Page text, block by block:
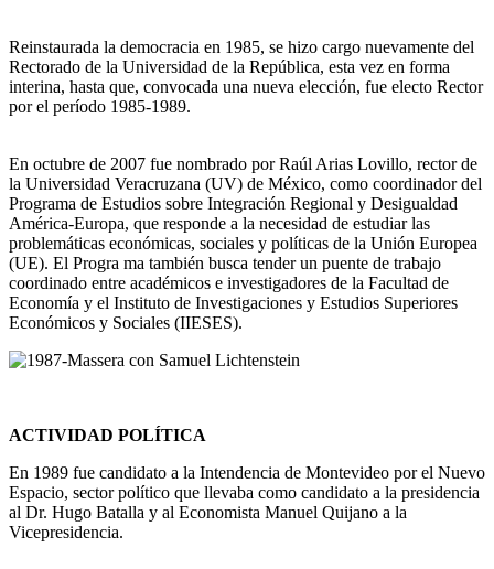
Reinstaurada la democracia en 1985, se hizo cargo nuevamente del
Rectorado de la Universidad de la República, esta vez en forma
interina, hasta que, convocada una nueva elección, fue electo Rector
por el período 1985-1989.
En octubre de 2007 fue nombrado por Raúl Arias Lovillo, rector de
la Universidad Veracruzana (UV) de México, como coordinador del
Programa de Estudios sobre Integración Regional y Desigualdad
América-Europa, que responde a la necesidad de estudiar las
problemáticas económicas, sociales y políticas de la Unión Europea
(UE). El Progra ma también busca tender un puente de trabajo
coordinado entre académicos e investigadores de la Facultad de
Economía y el Instituto de Investigaciones y Estudios Superiores
Económicos y Sociales (IIESES).
ACTIVIDAD POLÍTICA
En 1989 fue candidato a la Intendencia de Montevideo por el Nuevo
Espacio, sector político que llevaba como candidato a la presidencia
al Dr. Hugo Batalla y al Economista Manuel Quijano a la
Vicepresidencia.